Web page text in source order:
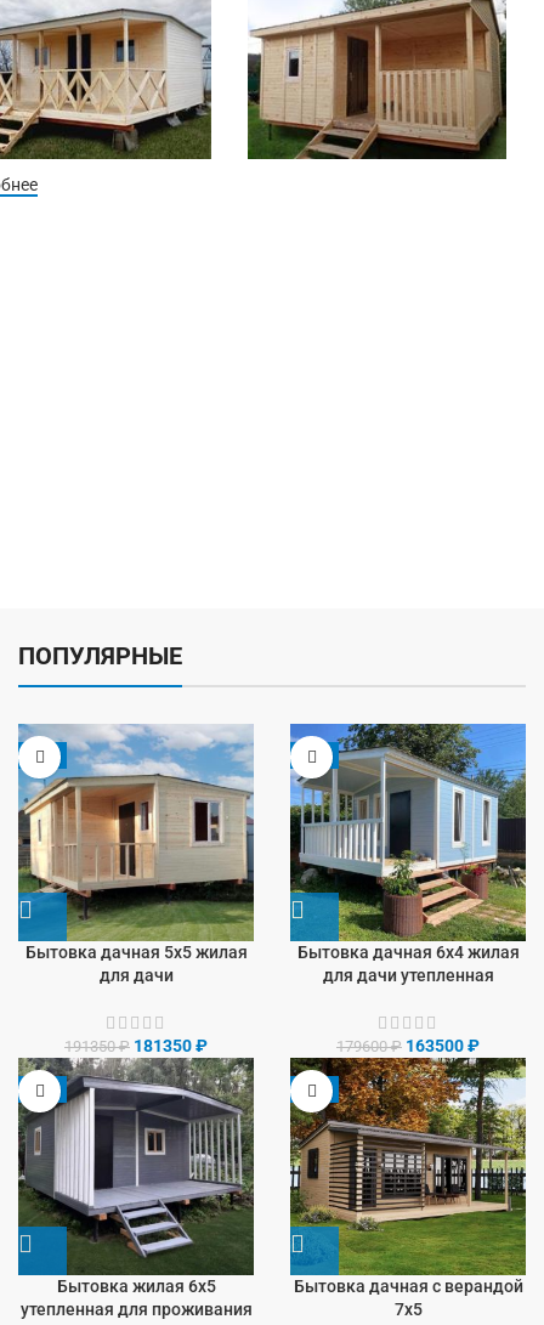
ПОПУЛЯРНЫЕ
-5%
Бытовка дачная 5х5 жилая
для дачи
191350₽ 181350₽
-9%
Бытовка дачная 6х4 жилая
для дачи утепленная
179600₽ 163500₽
-8%
Бытовка жилая 6х5
утепленная для проживания
-9%
Бытовка дачная с верандой
7х5